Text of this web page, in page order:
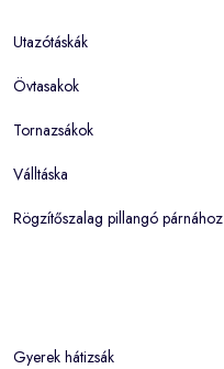
Utazótáskák
Övtasakok
Tornazsákok
Válltáska
Rögzítőszalag pillangó párnához
Gyerek hátizsák